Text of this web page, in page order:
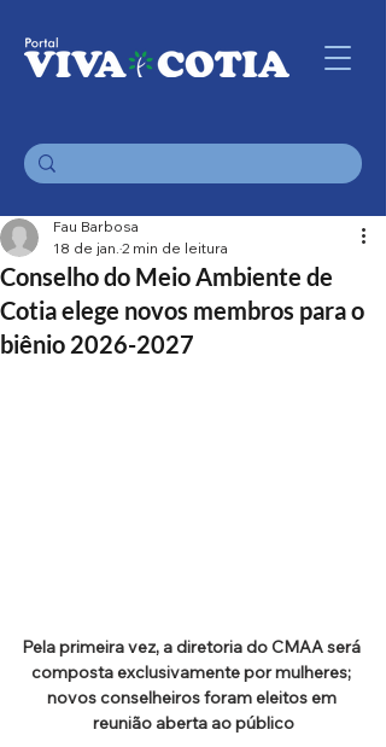
Conselho do Meio Ambiente de
Cotia elege novos membros para o
biênio 2026-2027
Fau Barbosa
18 de jan. 2 min de leitura
Pela primeira vez, a diretoria do CMAA será
composta exclusivamente por mulheres;
novos conselheiros foram eleitos em
reunião aberta ao público